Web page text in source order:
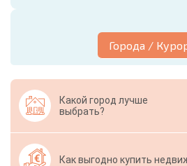
Города /
Какой город лучше
выбрать?
Как выгодно купить